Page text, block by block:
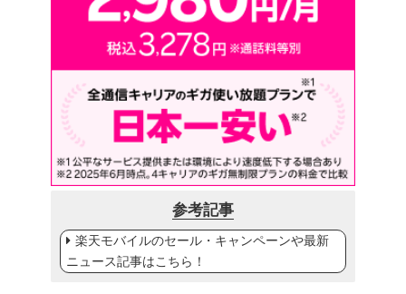
参考記事
楽天モバイルのセール・キャンペーンや最新
ニュース記事はこちら！